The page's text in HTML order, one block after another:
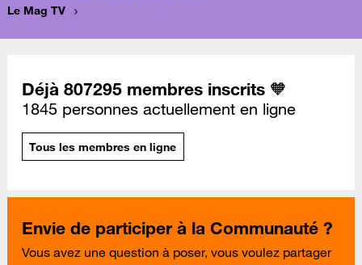
Le Mag TV
Déjà 807295 membres inscrits 🧡
1845 personnes actuellement en ligne
Tous les membres en ligne
Envie de participer à la Communauté ?
Vous avez une question à poser, vous voulez partager